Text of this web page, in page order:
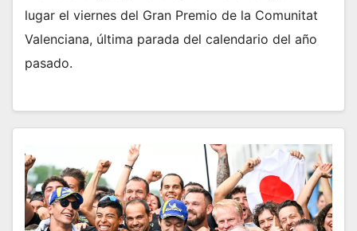
lugar el viernes del Gran Premio de la Comunitat
Valenciana, última parada del calendario del año
pasado.